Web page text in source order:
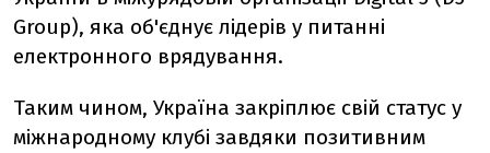
Group), яка об'єднує лідерів у питанні
електронного врядування.
Таким чином, Україна закріплює свій статус у
міжнародному клубі завдяки позитивним